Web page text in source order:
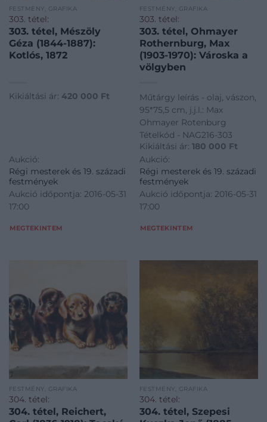
FESTMÉNY, GRAFIKA
303. tétel:
303. tétel, Mészöly
Géza (1844-1887):
Kotlós, 1872
Kikiáltási ár: 420 000 Ft
Aukció:
Régi mesterek és 19. századi
festmények
Aukció időpontja: 2016-05-31
17:00
MEGTEKINTEM
FESTMÉNY, GRAFIKA
303. tétel:
303. tétel, Ohmayer
Rothernburg, Max
(1903-1970): Városka a
völgyben
Műtárgy leírás - olaj, vászon,
95*75,5 cm, j.j.l.: Max
Ohmayer Rotenburg
Tételkód - NAG216-303
Kikiáltási ár: 180 000 Ft
Aukció:
Régi mesterek és 19. századi
festmények
Aukció időpontja: 2016-05-31
17:00
MEGTEKINTEM
FESTMÉNY, GRAFIKA
304. tétel:
304. tétel, Reichert,
FESTMÉNY, GRAFIKA
304. tétel:
304. tétel, Szepesi